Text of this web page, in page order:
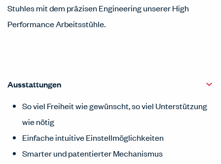
Stuhles mit dem präzisen Engineering unserer High
Performance Arbeitsstühle.
Ausstattungen
So viel Freiheit wie gewünscht, so viel Unterstützung
wie nötig
Einfache intuitive Einstellmöglichkeiten
Smarter und patentierter Mechanismus